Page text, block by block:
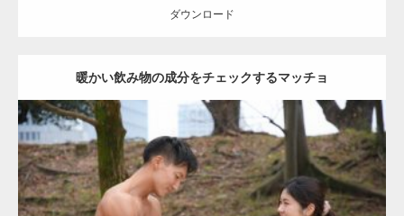
ダウンロード
暖かい飲み物の成分をチェックするマッチョ
Update:2021.07.8
Category:公園のマッチョ その他 AKIHITO(細マッチョ) 上腕三頭筋